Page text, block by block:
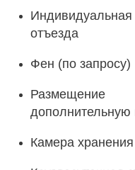
отъезда
Фен (по запросу)
дополнительную
Камера хранения